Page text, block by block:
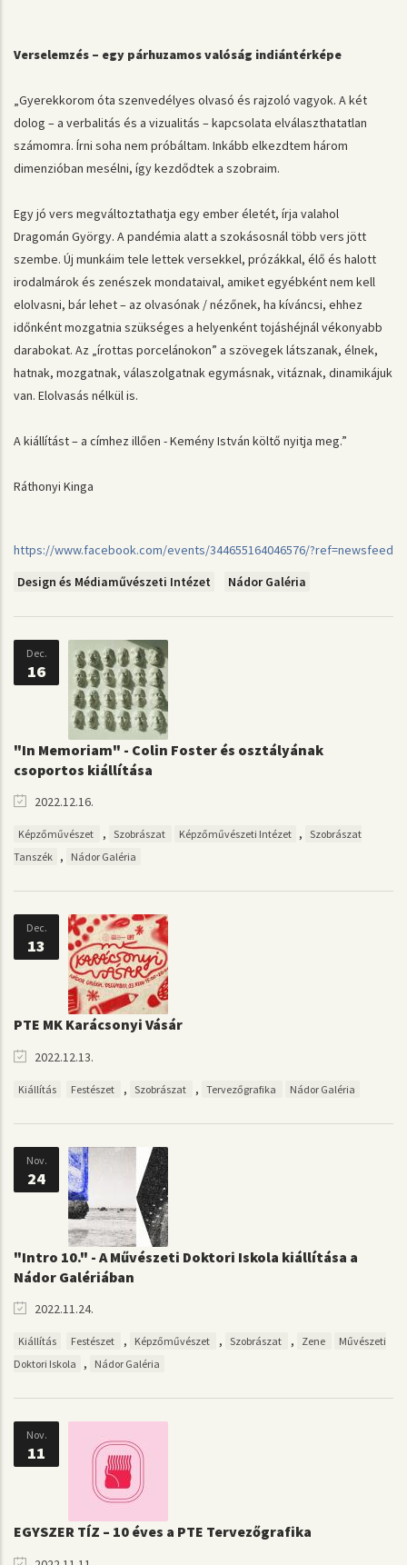
Verselemzés – egy párhuzamos valóság indiántérképe
„Gyerekkorom óta szenvedélyes olvasó és rajzoló vagyok. A két
dolog – a verbalitás és a vizualitás – kapcsolata elválaszthatatlan
számomra. Írni soha nem próbáltam. Inkább elkezdtem három
dimenzióban mesélni, így kezdődtek a szobraim.
Egy jó vers megváltoztathatja egy ember életét, írja valahol
Dragomán György. A pandémia alatt a szokásosnál több vers jött
szembe. Új munkáim tele lettek versekkel, prózákkal, élő és halott
irodalmárok és zenészek mondataival, amiket egyébként nem kell
elolvasni, bár lehet – az olvasónak / nézőnek, ha kíváncsi, ehhez
időnként mozgatnia szükséges a helyenként tojáshéjnál vékonyabb
darabokat. Az „írottas porcelánokon” a szövegek látszanak, élnek,
hatnak, mozgatnak, válaszolgatnak egymásnak, vitáznak, dinamikájuk
van. Elolvasás nélkül is.
A kiállítást – a címhez illően - Kemény István költő nyitja meg.”
Ráthonyi Kinga
https://www.facebook.com/events/344655164046576/?ref=newsfeed
Design és Médiaművészeti Intézet
Nádor Galéria
Dec.
16
"In Memoriam" - Colin Foster és osztályának
csoportos kiállítása
2022.12.16.
Képzőművészet , Szobrászat Képzőművészeti Intézet , Szobrászat
Tanszék , Nádor Galéria
Dec.
13
PTE MK Karácsonyi Vásár
2022.12.13.
Kiállítás Festészet , Szobrászat , Tervezőgrafika Nádor Galéria
Nov.
24
"Intro 10." - A Művészeti Doktori Iskola kiállítása a
Nádor Galériában
2022.11.24.
Kiállítás Festészet , Képzőművészet , Szobrászat , Zene
Művészeti
Doktori Iskola
, Nádor Galéria
Nov.
11
EGYSZER TÍZ – 10 éves a PTE Tervezőgrafika